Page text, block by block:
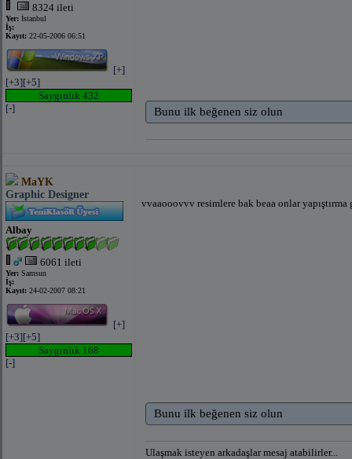
8324 ileti
Yer: İstanbul
İş:
Kayıt: 22-05-2006 06:51
[+]
[+3][+5]
Saygınlık 432
[-]
Bunu ilk beğenen siz olun
MaYK
Graphic Designer
Albay
6061 ileti
Yer: Samsun
İş:
Kayıt: 24-02-2007 08:21
[+]
[+3][+5]
Saygınlık 168
[-]
vvaaooovvv resimlere bak beaa onlar yapıştırma
Bunu ilk beğenen siz olun
Ulaşmak isteyen arkadaşlar mesaj atabilirler...